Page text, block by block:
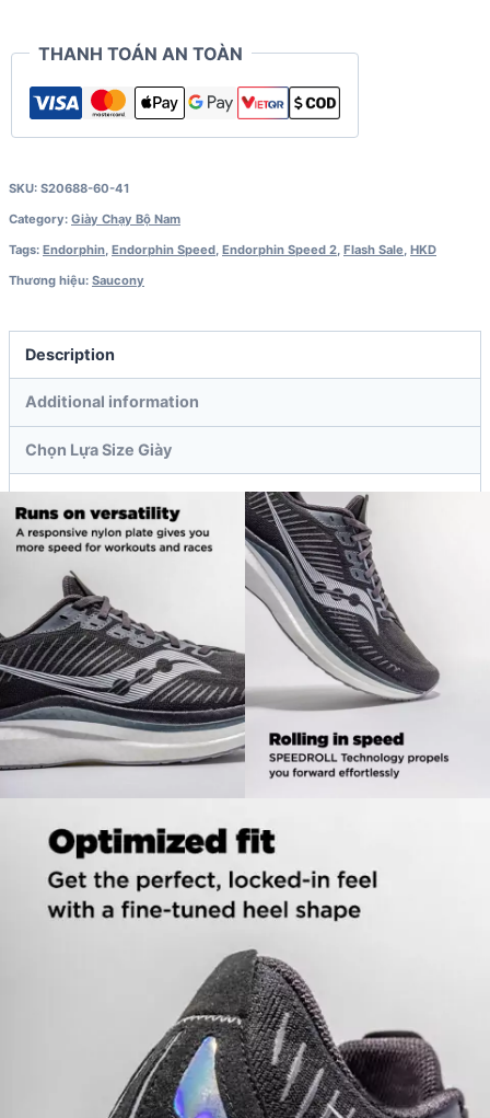
THANH TOÁN AN TOÀN
SKU: S20688-60-41
Category: Giày Chạy Bộ Nam
Tags: Endorphin, Endorphin Speed, Endorphin Speed 2, Flash Sale, HKD
Thương hiệu: Saucony
Description
Additional information
Chọn Lựa Size Giày